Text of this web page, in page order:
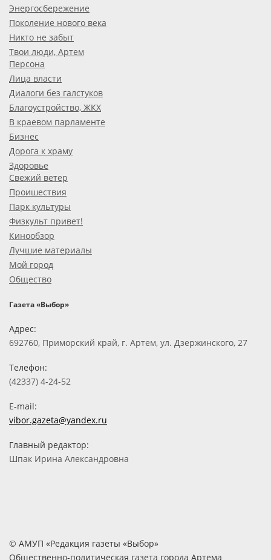
Энергосбережение
Поколение нового века
Никто не забыт
Твои люди, Артем
Персона
Лица власти
Диалоги без галстуков
Благоустройство, ЖКХ
В краевом парламенте
Бизнес
Дорога к храму
Здоровье
Свежий ветер
Проишествия
Парк культуры
Физкульт привет!
Кинообзор
Лучшие материалы
Мой город
Общество
Газета «Выбор»
Адрес:
692760, Приморский край, г. Артем, ул. Дзержинского, 27
Телефон:
(42337) 4-24-52
E-mail:
vibor.gazeta@yandex.ru
Главный редактор:
Шпак Ирина Александровна
© АМУП «Редакция газеты «Выбор»
Общественно-политическая газета города Артема